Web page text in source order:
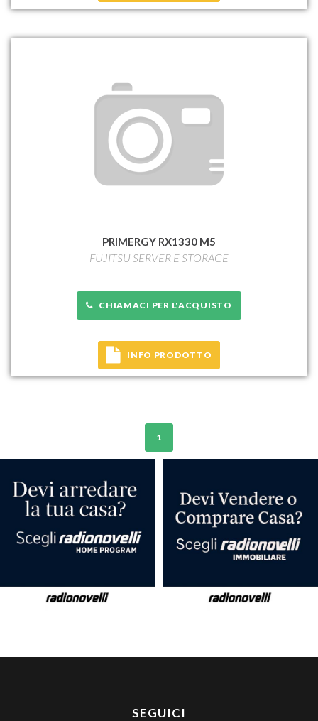
PRIMERGY RX1330 M5
FUJITSU SERVER E STORAGE
CHIAMACI PER L'ACQUISTO
INFO PRODOTTO
1
SEGUICI